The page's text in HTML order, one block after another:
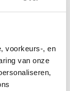
voorkeurs-, en
van onze
Company,